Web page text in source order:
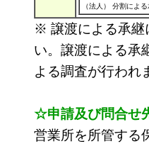
（法人） 分割によ
※ 譲渡による承
い。譲渡による承
よる調査が行われ
☆申請及び問合せ
営業所を所管する